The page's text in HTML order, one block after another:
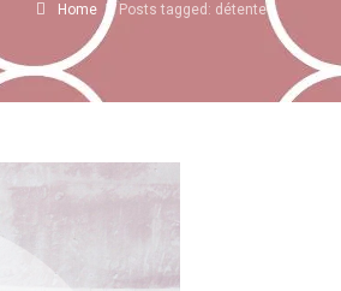
Home Posts tagged: détente